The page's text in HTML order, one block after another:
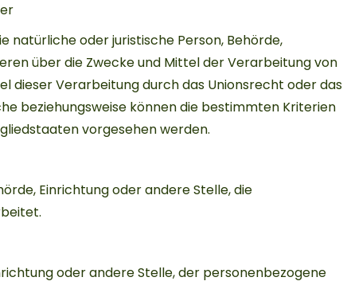
oder juristische Person, Behörde,
über die Zwecke und Mittel der Verarbeitung von
dieser Verarbeitung durch das Unionsrecht oder das
beziehungsweise können die bestimmten Kriterien
vorgesehen werden.
Einrichtung oder andere Stelle, die
oder andere Stelle, der personenbezogene